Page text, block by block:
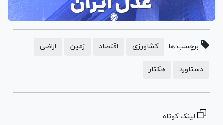
برچسب ها: کشاورزی اقتصاد زمین اراضی
دستاورد هکتار
لینک کوتاه